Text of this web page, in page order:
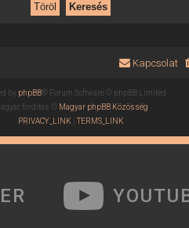
Kapcsolat
by phpBB® Forum Software © phpBB Limited
fordítás ©
Magyar phpBB Közösség
PRIVACY_LINK| TERMS_LINK